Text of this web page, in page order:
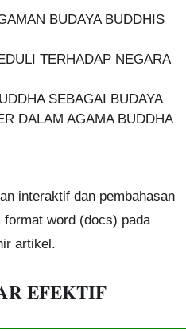
BUDAYA BUDDHIS
TERHADAP NEGARA
SEBAGAI BUDAYA
DALAM AGAMA BUDDHA
interaktif dan pembahasan
format word (docs) pada
artikel.
EFEKTIF